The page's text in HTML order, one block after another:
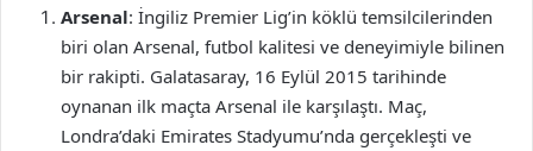
Arsenal: İngiliz Premier Lig’in köklü temsilcilerinden
biri olan Arsenal, futbol kalitesi ve deneyimiyle bilinen
bir rakipti. Galatasaray, 16 Eylül 2015 tarihinde
oynanan ilk maçta Arsenal ile karşılaştı. Maç,
Londra’daki Emirates Stadyumu’nda gerçekleşti ve